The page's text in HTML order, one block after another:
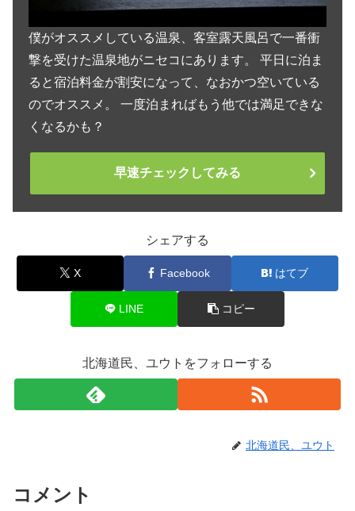
僕がオススメしている温泉、客室露天風呂で一番衝
撃を受けた温泉地がニセコにあります。 平日に泊ま
ると宿泊料金が割安になって、なおかつ空いている
のでオススメ。 一度泊まればもう他では満足できな
くなるかも？
早速チェックしてみる
シェアする
X Facebook はてブ
LINE コピー
北海道民、ユウトをフォローする
北海道民、ユウト
コメント